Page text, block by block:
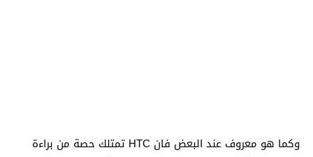
وكما هو معروف عند البعض فان HTC تمتلك حصة من براءة